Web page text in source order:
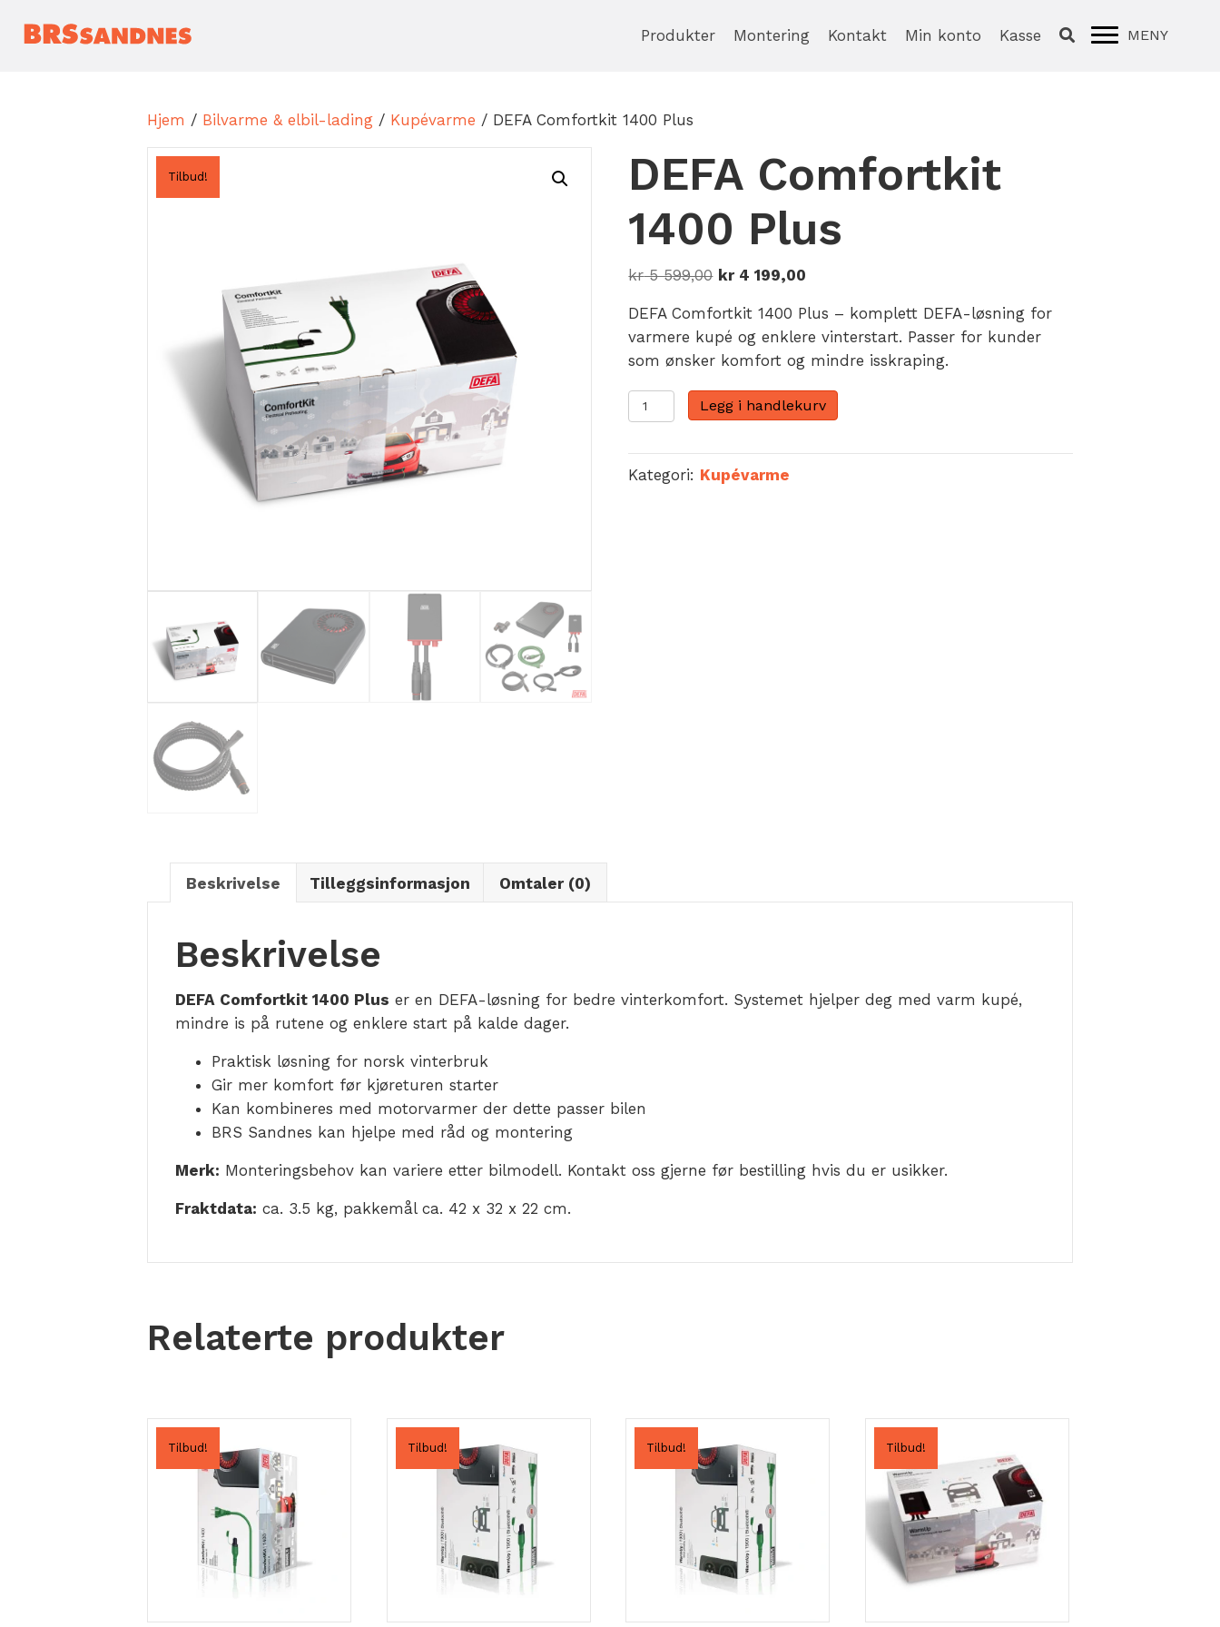
Produkter Montering Kontakt Min konto Kasse MENY
Hjem / Bilvarme & elbil-lading / Kupévarme / DEFA Comfortkit 1400 Plus
Tilbud!
DEFA Comfortkit
1400 Plus
kr5 599,00 Opprinnelig
var:
kr 5
599,00.
kr4 199,00
er:
kr 4
199,00.
DEFA Comfortkit 1400 Plus – komplett DEFA-løsning for
varmere kupé og enklere vinterstart. Passer for kunder
som ønsker komfort og mindre isskraping.
DEFA
Comfortkit
Plus
Legg i handlekurv
Kategori: Kupévarme
Beskrivelse Tilleggsinformasjon Omtaler (0)
Beskrivelse
DEFA Comfortkit 1400 Plus er en DEFA-løsning for bedre vinterkomfort. Systemet hjelper deg med varm kupé,
mindre is på rutene og enklere start på kalde dager.
Praktisk løsning for norsk vinterbruk
Gir mer komfort før kjøreturen starter
Kan kombineres med motorvarmer der dette passer bilen
BRS Sandnes kan hjelpe med råd og montering
Merk: Monteringsbehov kan variere etter bilmodell. Kontakt oss gjerne før bestilling hvis du er usikker.
Fraktdata: ca. 3.5 kg, pakkemål ca. 42 x 32 x 22 cm.
Relaterte produkter
Tilbud! Tilbud! Tilbud! Tilbud!